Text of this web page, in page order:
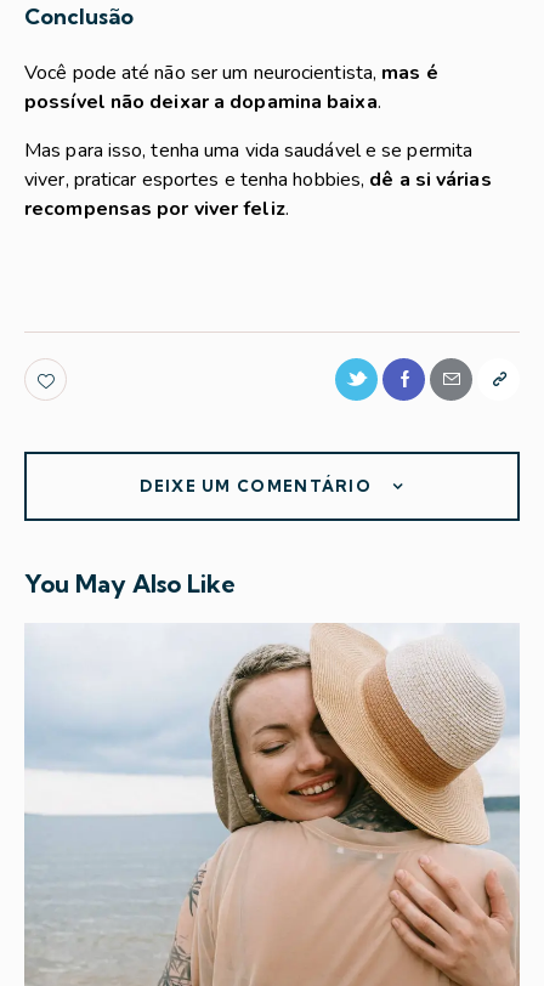
Conclusão
Você pode até não ser um neurocientista, mas é
possível não deixar a dopamina baixa.
Mas para isso, tenha uma vida saudável e se permita
viver, praticar esportes e tenha hobbies, dê a si várias
recompensas por viver feliz.
DEIXE UM COMENTÁRIO
You May Also Like